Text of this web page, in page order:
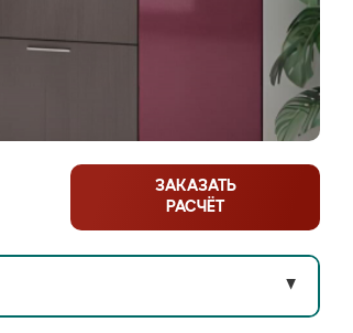
ЗАКАЗАТЬ
РАСЧЁТ
▼